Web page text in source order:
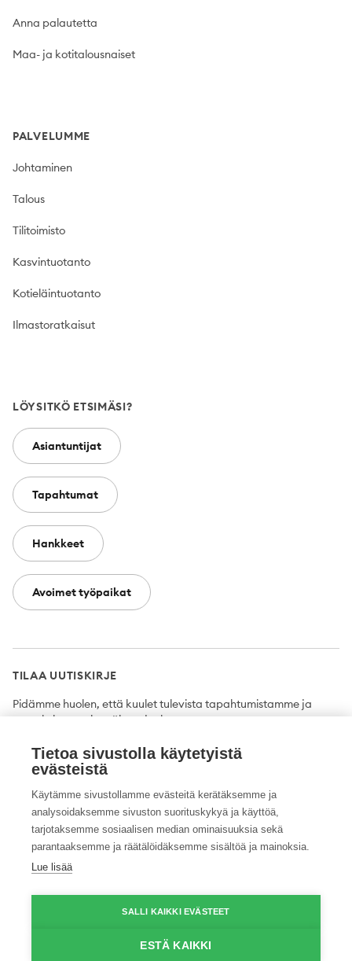
Anna palautetta
Maa- ja kotitalousnaiset
PALVELUMME
Johtaminen
Talous
Tilitoimisto
Kasvintuotanto
Kotieläintuotanto
Ilmastoratkaisut
LÖYSITKÖ ETSIMÄSI?
Asiantuntijat
Tapahtumat
Hankkeet
Avoimet työpaikat
TILAA UUTISKIRJE
Pidämme huolen, että kuulet tulevista tapahtumistamme ja
uutuuksista ensimmäisten joukossa.
Tilaa
Twitter FacebookYouTubeInstagramLinkedIn
© 2026 ProAgria. Kaikki oikeudet pidätetään.
Tietoa sivustolla käytetyistä
evästeistä
Käytämme sivustollamme evästeitä kerätäksemme ja
analysoidaksemme sivuston suorituskykyä ja käyttöä,
tarjotaksemme sosiaalisen median ominaisuuksia sekä
parantaaksemme ja räätälöidäksemme sisältöä ja mainoksia.
Lue lisää
SALLI KAIKKI EVÄSTEET
ESTÄ KAIKKI